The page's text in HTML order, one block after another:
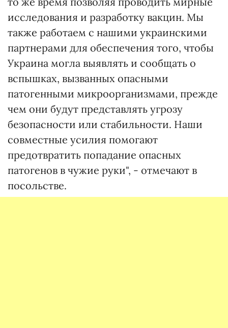
исследования и разработку вакцин. Мы
также работаем с нашими украинскими
партнерами для обеспечения того, чтобы
Украина могла выявлять и сообщать о
вспышках, вызванных опасными
патогенными микроорганизмами, прежде
чем они будут представлять угрозу
безопасности или стабильности. Наши
совместные усилия помогают
предотвратить попадание опасных
патогенов в чужие руки", - отмечают в
посольстве.